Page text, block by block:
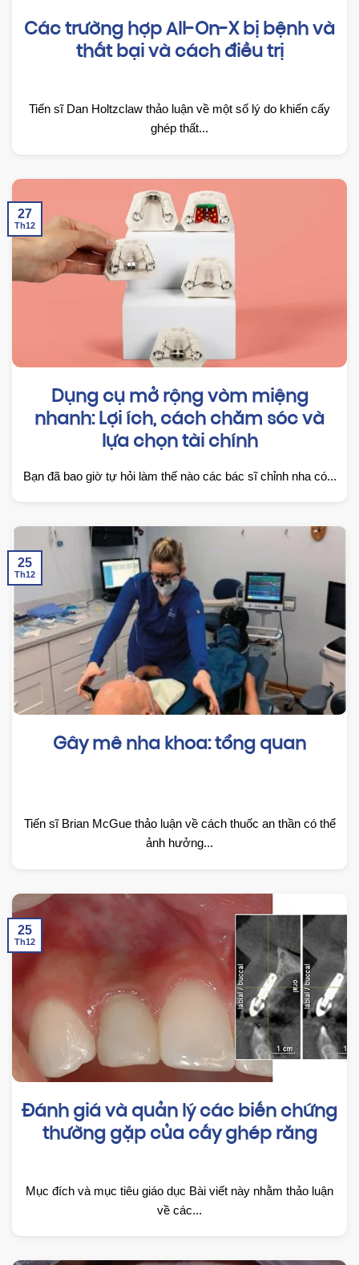
Các trường hợp All-On-X bị bệnh và
thất bại và cách điều trị
Tiến sĩ Dan Holtzclaw thảo luận về một số lý do khiến cấy
ghép thất...
Dụng cụ mở rộng vòm miệng
nhanh: Lợi ích, cách chăm sóc và
lựa chọn tài chính
Bạn đã bao giờ tự hỏi làm thế nào các bác sĩ chỉnh nha có...
27
Th12
Gây mê nha khoa: tổng quan
Tiến sĩ Brian McGue thảo luận về cách thuốc an thần có thể
ảnh hưởng...
25
Th12
Đánh giá và quản lý các biến chứng
thường gặp của cấy ghép răng
Mục đích và mục tiêu giáo dục Bài viết này nhằm thảo luận
về các...
25
Th12